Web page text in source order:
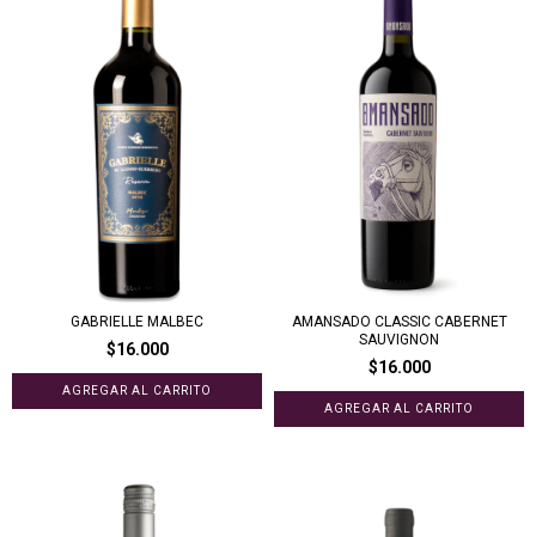
GABRIELLE MALBEC
$16.000
AMANSADO CLASSIC CABERNET
SAUVIGNON
$16.000